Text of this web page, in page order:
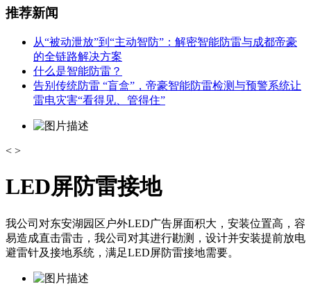
推荐新闻
从“被动泄放”到“主动智防”：解密智能防雷与成都帝豪
的全链路解决方案
什么是智能防雷？
告别传统防雷 “盲盒”，帝豪智能防雷检测与预警系统让
雷电灾害“看得见、管得住”
< >
LED屏防雷接地
我公司对东安湖园区户外LED广告屏面积大，安装位置高，容
易造成直击雷击，我公司对其进行勘测，设计并安装提前放电
避雷针及接地系统，满足LED屏防雷接地需要。